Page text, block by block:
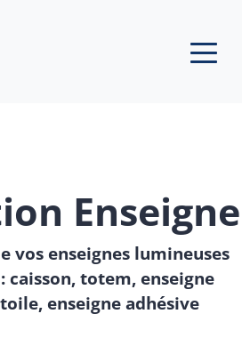
Enseigne
vos enseignes lumineuses
caisson, totem, enseigne
enseigne adhésive